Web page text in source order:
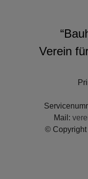
Verein
Mail:
© Copyright